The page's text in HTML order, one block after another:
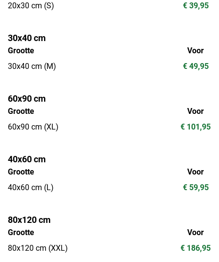
20x30 cm (S)
€ 39,95
30x40 cm
Grootte
30x40 cm (M)
Voor
€ 49,95
60x90 cm
Grootte
60x90 cm (XL)
Voor
€ 101,95
40x60 cm
Grootte
40x60 cm (L)
Voor
€ 59,95
80x120 cm
Grootte
80x120 cm (XXL)
Voor
€ 186,95